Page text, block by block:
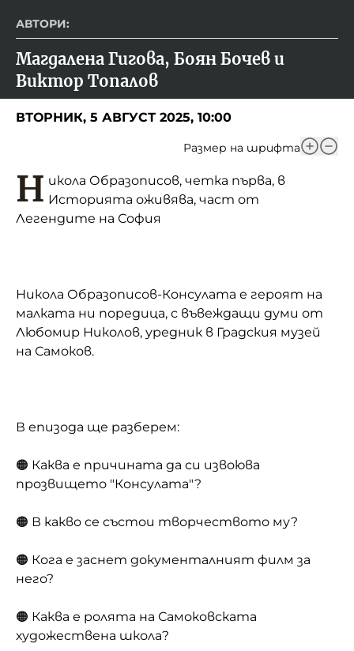
АВТОРИ:
Магдалена Гигова, Боян Бочев и
Виктор Топалов
ВТОРНИК, 5 АВГУСТ 2025, 10:00
Размер на шрифта
Н икола Образописов, четка първа, в
Историята оживява, част от
Легендите на София
Никола Образописов-Консулата е героят на
малката ни поредица, с въвеждащи думи от
Любомир Николов, уредник в Градския музей
на Самоков.
В епизода ще разберем:
🟠 Каква е причината да си извоюва
прозвището "Консулата"?
🟠 В какво се състои творчеството му?
🟠 Кога е заснет документалният филм за
него?
🟠 Каква е ролята на Самоковската
художествена школа?